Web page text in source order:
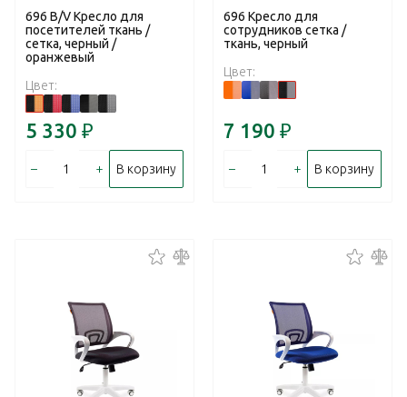
696 В/V Кресло для
посетителей ткань /
сетка, черный /
оранжевый
Цвет:
5 330 ₽
– + В корзину
696 Кресло для
сотрудников сетка /
ткань, черный
Цвет:
7 190 ₽
– + В корзину